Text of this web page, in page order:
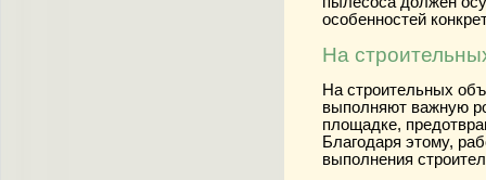
особенностей
На
На строительных
выполняют важную
площадке,
Благодаря этому,
выполнения